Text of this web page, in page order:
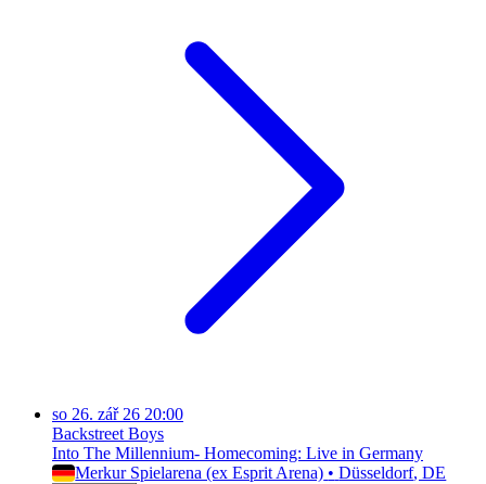
so 26. zář 26 20:00
Backstreet Boys
Into The Millennium- Homecoming: Live in Germany
Merkur Spielarena (ex Esprit Arena) • Düsseldorf, DE